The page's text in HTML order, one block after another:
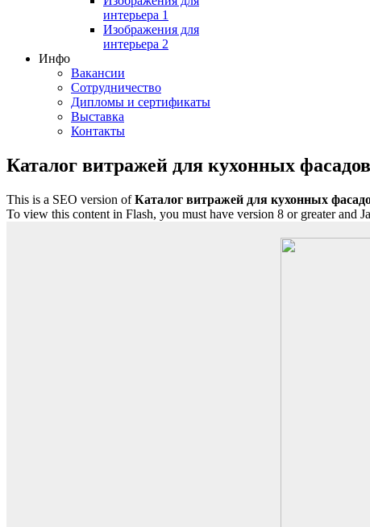
интерьера 1
Изображения для
интерьера 2
Инфо
Вакансии
Сотрудничество
Дипломы и сертификаты
Выставка
Контакты
Каталог витражей для кухонных
This is a SEO version ofКаталог витражей для кухонных
To view this content in Flash, you must have version 8 or greater and